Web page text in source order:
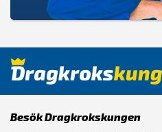
Besök Dragkrokskungen